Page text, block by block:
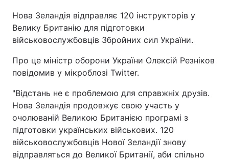
Нова Зеландія відправляє 120 інструкторів у
Велику Британію для підготовки
військовослужбовців Збройних сил України.
Про це міністр оборони України Олексій Резніков
повідомив у мікроблозі Twitter.
"Відстань не є проблемою для справжніх друзів.
Нова Зеландія продовжує свою участь у
очолюваній Великою Британією програмі з
підготовки українських військових. 120
військовослужбовців Нової Зеландії знову
відправляться до Великої Британії, аби спільно